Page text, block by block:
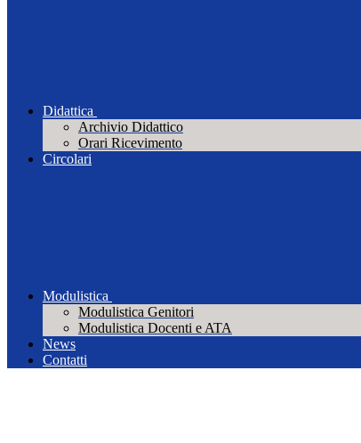
Didattica
Archivio Didattico
Orari Ricevimento
Circolari
Modulistica
Modulistica Genitori
Modulistica Docenti e ATA
News
Contatti